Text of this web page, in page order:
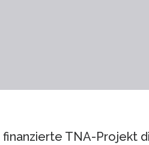
finanzierte TNA-Projekt